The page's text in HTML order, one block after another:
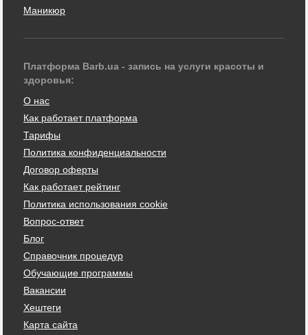
Маникюр
Платформа Barb.ua - запись на услуги красоты и
здоровья:
О нас
Как работает платформа
Тарифы
Политика конфиденциальности
Договор оферты
Как работает рейтинг
Политика использования cookie
Вопрос-ответ
Блог
Справочник процедур
Обучающие программы
Вакансии
Хештеги
Карта сайта